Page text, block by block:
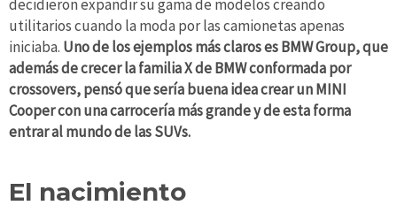
decidieron expandir su gama de modelos creando
utilitarios cuando la moda por las camionetas apenas
iniciaba. Uno de los ejemplos más claros es BMW Group, que
además de crecer la familia X de BMW conformada por
crossovers, pensó que sería buena idea crear un MINI
Cooper con una carrocería más grande y de esta forma
entrar al mundo de las SUVs.
El nacimiento